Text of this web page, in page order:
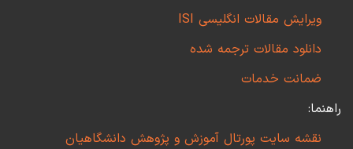
ویرایش مقالات انگلیسی ISI
دانلود مقالات ترجمه شده
ضمانت خدمات
راهنما:
نقشه سایت پورتال آموزش و پژوهش دانشگاهیان